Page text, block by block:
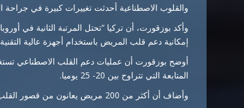
والقلوب الاصطناعية أحدثت تغييرات كبيرة في
وأكد بوزقورت، أن تركيا “تحتل المرتبة الثانية في
إمكانية دعم قلب المريض باستخدام أجهزة عالية
المتابعة التي تتراوح بين 20- 25 يوميا.
وأضاف أن أكثر من 200 مريض يعانون من قصور القلب يعودون إلى حياتهم الطبيعية باستخدام “القلب الاصطناعي”.